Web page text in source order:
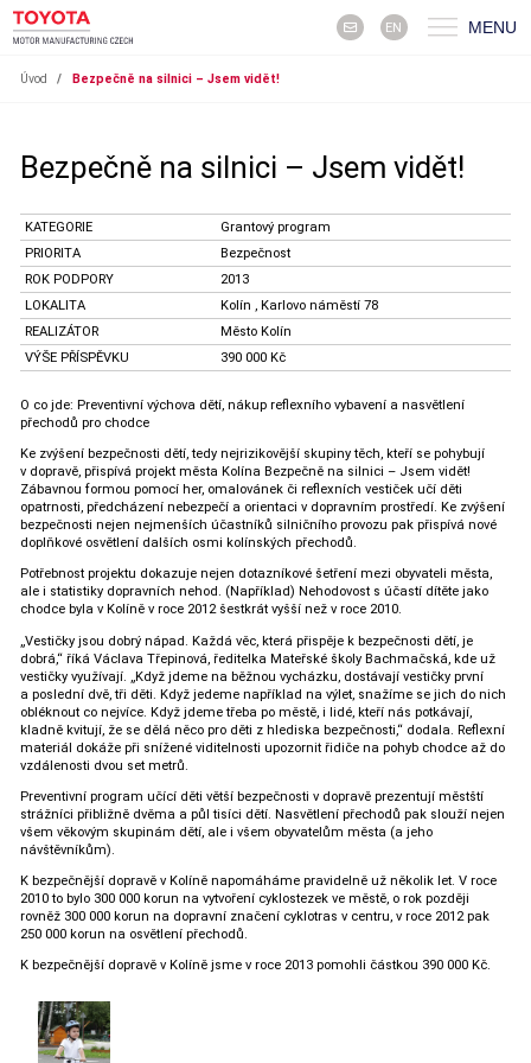
EN MENU
Úvod / Bezpečně na silnici – Jsem vidět!
Bezpečně na silnici – Jsem vidět!
KATEGORIE
Grantový program
PRIORITA
Bezpečnost
ROK PODPORY
2013
LOKALITA
Kolín , Karlovo náměstí 78
REALIZÁTOR
Město Kolín
VÝŠE PŘÍSPĚVKU
390 000 Kč
O co jde: Preventivní výchova dětí, nákup reflexního vybavení a nasvětlení
přechodů pro chodce
Ke zvýšení bezpečnosti dětí, tedy nejrizikovější skupiny těch, kteří se pohybují
v dopravě, přispívá projekt města Kolína Bezpečně na silnici – Jsem vidět!
Zábavnou formou pomocí her, omalovánek či reflexních vestiček učí děti
opatrnosti, předcházení nebezpečí a orientaci v dopravním prostředí. Ke zvýšení
bezpečnosti nejen nejmenších účastníků silničního provozu pak přispívá nové
doplňkové osvětlení dalších osmi kolínských přechodů.
Potřebnost projektu dokazuje nejen dotazníkové šetření mezi obyvateli města,
ale i statistiky dopravních nehod. (Například) Nehodovost s účastí dítěte jako
chodce byla v Kolíně v roce 2012 šestkrát vyšší než v roce 2010.
„Vestičky jsou dobrý nápad. Každá věc, která přispěje k bezpečnosti dětí, je
dobrá,“ říká Václava Třepinová, ředitelka Mateřské školy Bachmačská, kde už
vestičky využívají. „Když jdeme na běžnou vycházku, dostávají vestičky první
a poslední dvě, tři děti. Když jedeme například na výlet, snažíme se jich do nich
obléknout co nejvíce. Když jdeme třeba po městě, i lidé, kteří nás potkávají,
kladně kvitují, že se dělá něco pro děti z hlediska bezpečnosti,“ dodala. Reflexní
materiál dokáže při snížené viditelnosti upozornit řidiče na pohyb chodce až do
vzdálenosti dvou set metrů.
Preventivní program učící děti větší bezpečnosti v dopravě prezentují městští
strážníci přibližně dvěma a půl tisíci dětí. Nasvětlení přechodů pak slouží nejen
všem věkovým skupinám dětí, ale i všem obyvatelům města (a jeho
návštěvníkům).
K bezpečnější dopravě v Kolíně napomáháme pravidelně už několik let. V roce
2010 to bylo 300 000 korun na vytvoření cyklostezek ve městě, o rok později
rovněž 300 000 korun na dopravní značení cyklotras v centru, v roce 2012 pak
250 000 korun na osvětlení přechodů.
K bezpečnější dopravě v Kolíně jsme v roce 2013 pomohli částkou 390 000 Kč.